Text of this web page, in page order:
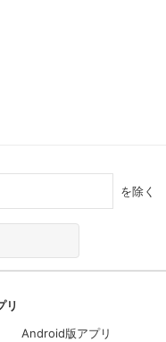
を除く
リ
Android版アプリ